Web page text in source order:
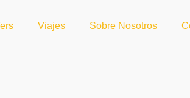
Viajes Sobre Nosotros